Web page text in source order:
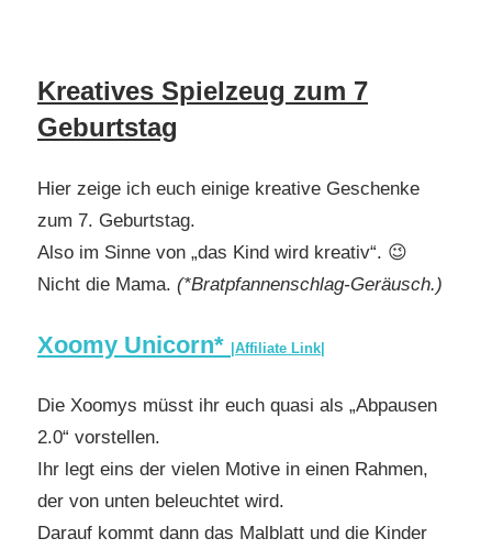
Kreatives Spielzeug zum 7
Geburtstag
Hier zeige ich euch einige kreative Geschenke
zum 7. Geburtstag.
Also im Sinne von „das Kind wird kreativ“. 😉
Nicht die Mama. (*Bratpfannenschlag-Geräusch.)
Xoomy Unicorn* |Affiliate Link|
Die Xoomys müsst ihr euch quasi als „Abpausen
2.0“ vorstellen.
Ihr legt eins der vielen Motive in einen Rahmen,
der von unten beleuchtet wird.
Darauf kommt dann das Malblatt und die Kinder